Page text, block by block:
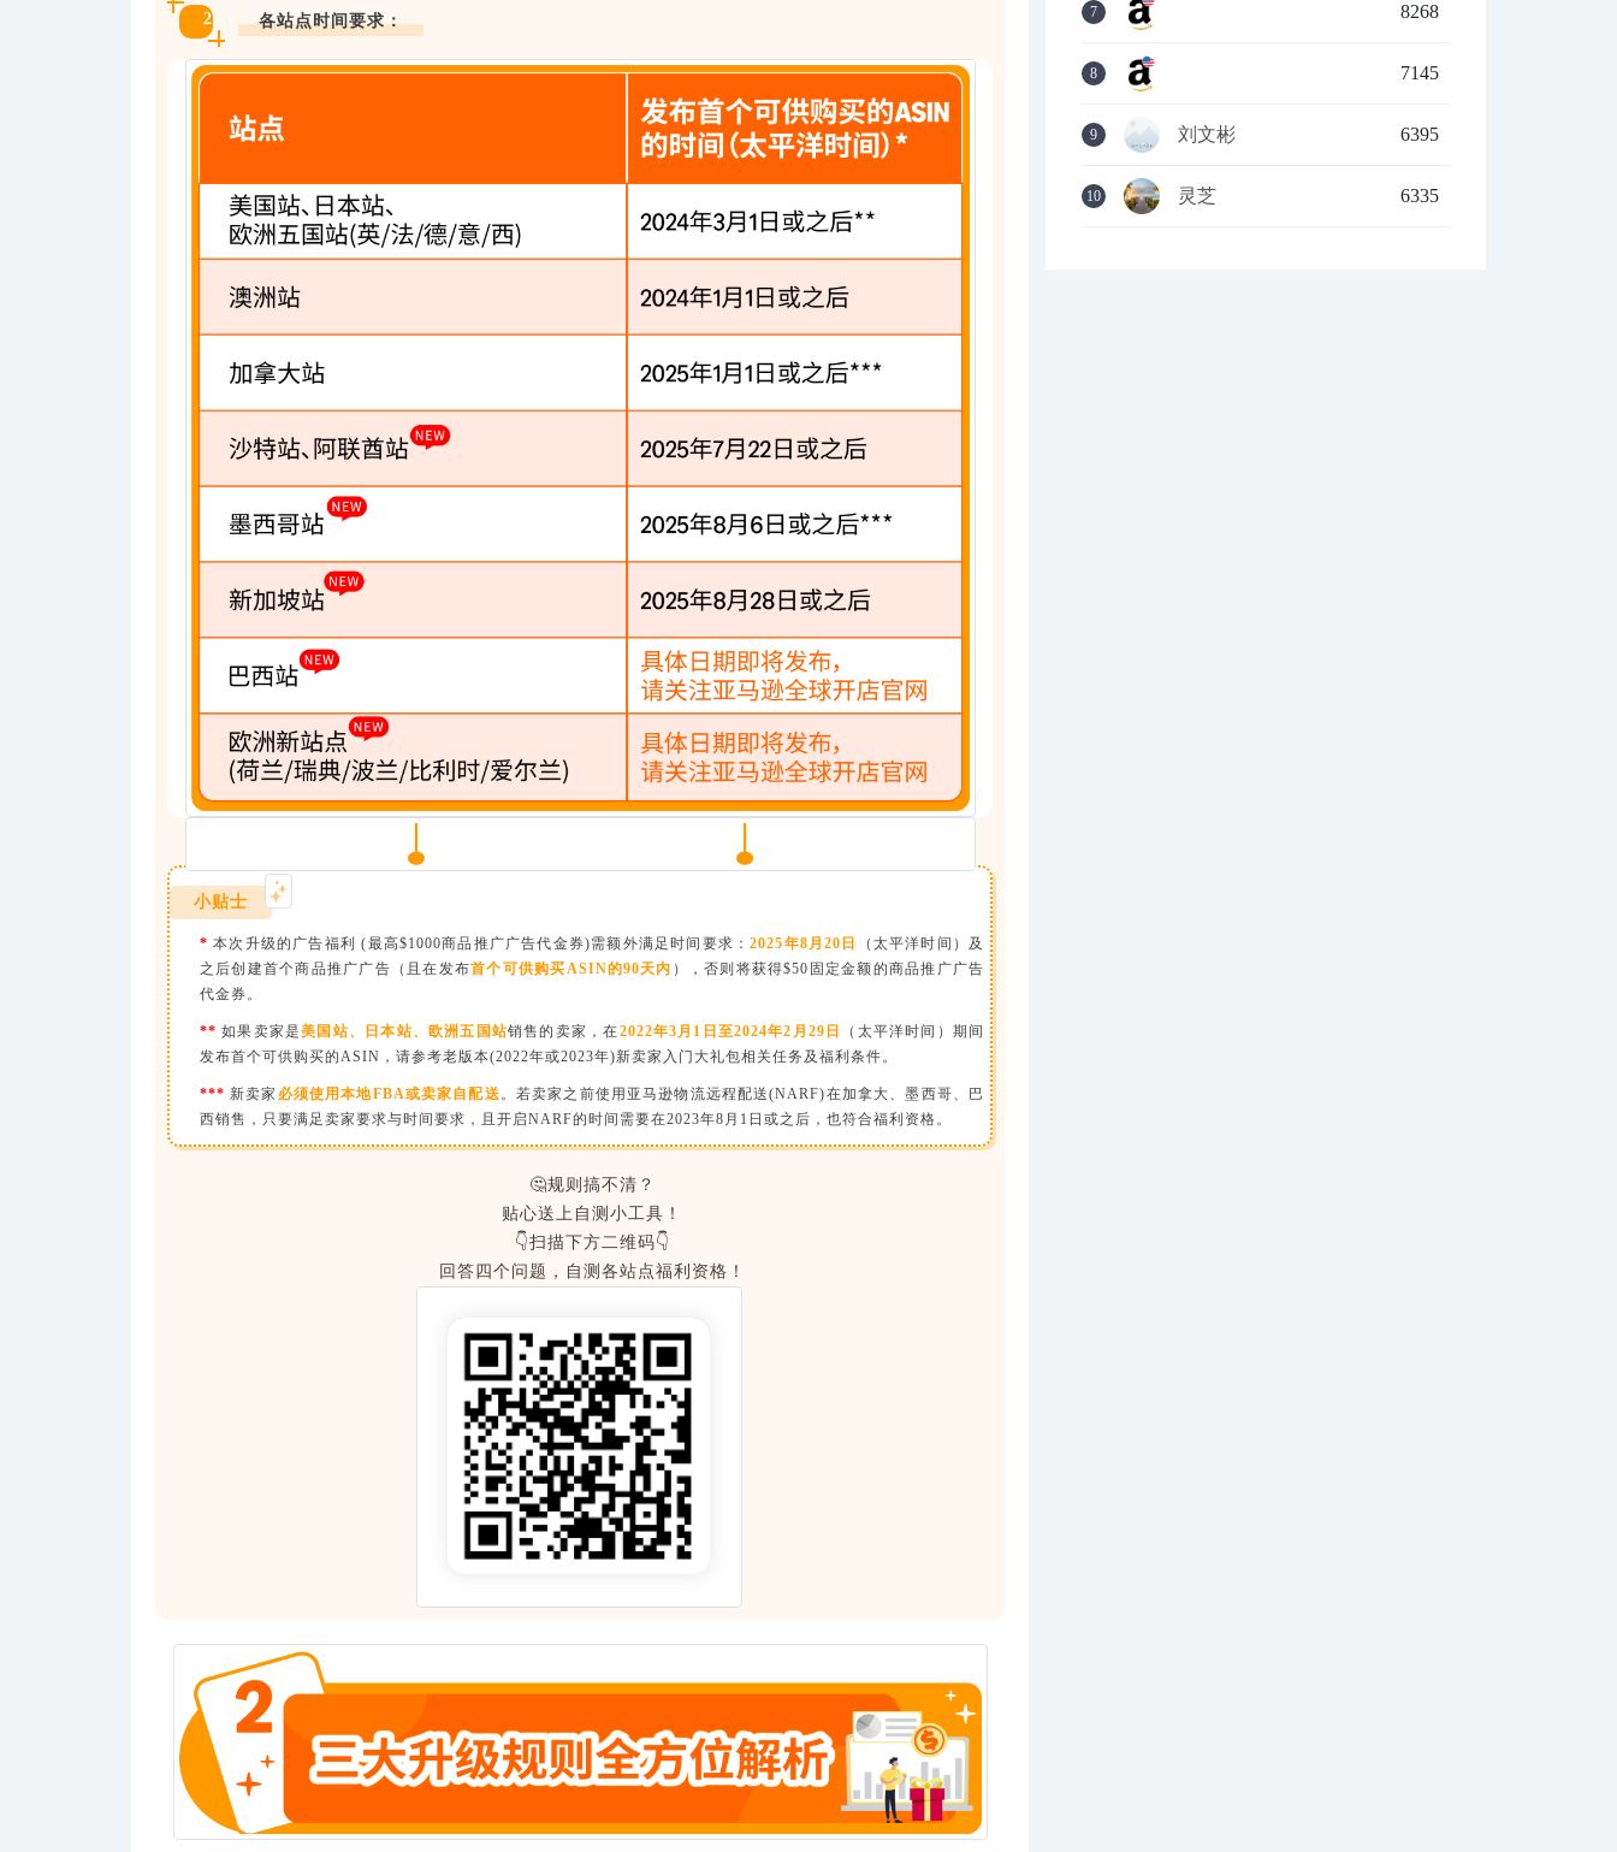
2 各站点时间要求：
小贴士
* 本次升级的广告福利 (最高$1000商品推广广告代金券)需额外满足时间要求：2025年8月20日
（太平洋时间）及
之后创建首个商品推广广告（且在发布首个可供购买ASIN的90天内 ），否则将获得$50固定金额的商品推广广告
代金券。
** 如果卖家是美国站、日本站、欧洲五国站销售的卖家，在2022年3月1日至2024年2月29日
（太平洋时间）期间
发布首个可供购买的ASIN，请参考老版本(2022年或2023年)新卖家入门大礼包相关任务及福利条件。
*** 新卖家 必须使用本地FBA或卖家自配送。若卖家之前使用亚马逊物流远程配送(NARF)在加拿大、墨西哥、巴
西销售，只要满足卖家要求与时间要求，且开启NARF的时间需要在2023年8月1日或之后，也符合福利资格。
🤔规则搞不清？
贴心送上自测小工具！
👇扫描下方二维码👇
回答四个问题，自测各站点福利资格！
7 8268
8 7145
9 刘文彬 6395
10 灵芝 6335